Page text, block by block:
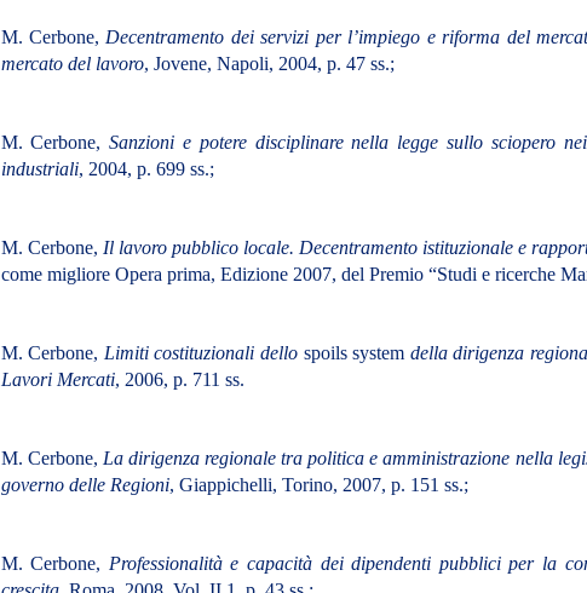
M. Cerbone, Decentramento dei servizi per l’impiego e riforma del
mercato del lavoro, Jovene, Napoli, 2004, p. 47 ss.;
M. Cerbone,Sanzioni e potere disciplinare nella legge sullo sciopero
industriali, 2004, p. 699 ss.;
M. Cerbone, Il lavoro pubblico locale. Decentramento istituzionale e
come migliore Opera prima, Edizione 2007, del Premio “Studi e ricerche
M. Cerbone, Limiti costituzionali dello spoils system della dirigenza
Lavori Mercati, 2006, p. 711 ss.
M. Cerbone, La dirigenza regionale tra politica e amministrazione nella
governo delle Regioni, Giappichelli, Torino, 2007, p. 151 ss.;
M. Cerbone, Professionalità e capacità dei dipendenti pubblici per la